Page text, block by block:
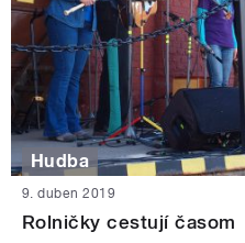
Hudba
9. duben 2019
Rolničky cestují časom